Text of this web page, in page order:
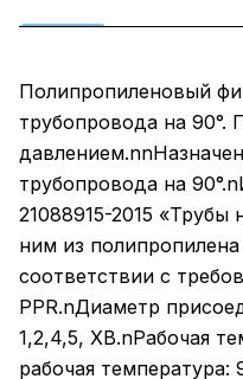
Полипропиленовый
трубопровода на 90°.
трубопровода на
21088915-2015
ним из
соответствии с
PPR.nДиаметр
1,2,4,5, ХВ.nРабочая
рабочая